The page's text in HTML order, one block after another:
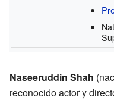
Naseeruddin Shah
reconocido actor y